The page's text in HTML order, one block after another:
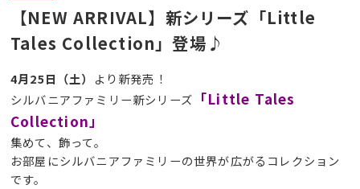
【NEW ARRIVAL】新シリーズ「Little
Tales Collection」登場♪
4月25日（土）
より新発売！
シルバニアファミリー新シリーズ 「Little Tales
Collection」
集めて、飾って。
お部屋にシルバニアファミリーの世界が広がるコレクション
です。